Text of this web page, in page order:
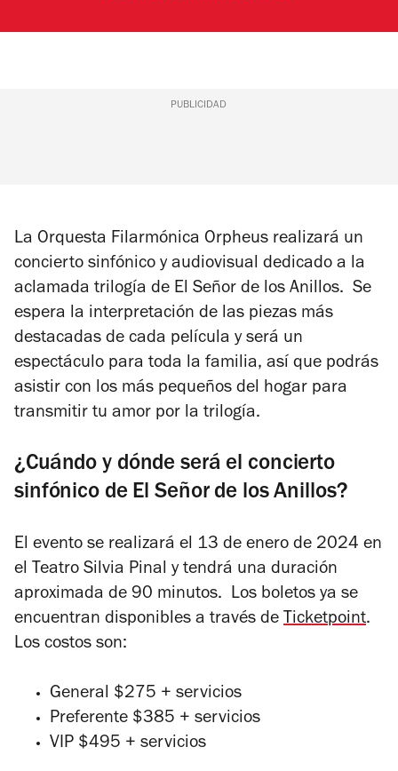
PUBLICIDAD
La Orquesta Filarmónica Orpheus realizará un
concierto sinfónico y audiovisual dedicado a la
aclamada trilogía de El Señor de los Anillos. Se
espera la interpretación de las piezas más
destacadas de cada película y será un
espectáculo para toda la familia, así que podrás
asistir con los más pequeños del hogar para
transmitir tu amor por la trilogía.
¿Cuándo y dónde será el concierto
sinfónico de El Señor de los Anillos?
El evento se realizará el 13 de enero de 2024 en
el Teatro Silvia Pinal y tendrá una duración
aproximada de 90 minutos. Los boletos ya se
encuentran disponibles a través de Ticketpoint.
Los costos son:
General $275 + servicios
Preferente $385 + servicios
VIP $495 + servicios